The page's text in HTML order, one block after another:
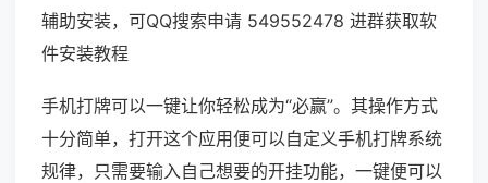
辅助安装，可QQ搜索申请 549552478 进群获取软
件安装教程
手机打牌可以一键让你轻松成为“必赢”。其操作方式
十分简单，打开这个应用便可以自定义手机打牌系统
规律，只需要输入自己想要的开挂功能，一键便可以